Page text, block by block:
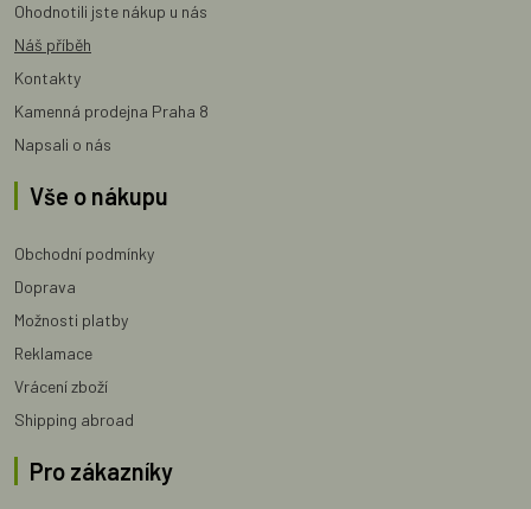
Ohodnotili jste nákup u nás
Náš příběh
Kontakty
Kamenná prodejna Praha 8
Napsali o nás
Vše o nákupu
Obchodní podmínky
Doprava
Možnosti platby
Reklamace
Vrácení zboží
Shipping abroad
Pro zákazníky